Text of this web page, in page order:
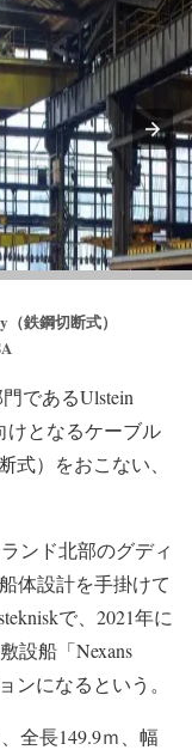
鉄鋼切断式）
であるUlstein
けとなるケーブル
式）をおこない、
ンド北部のグディ
体設計を手掛けて
で、2021年に
設船「Nexans
ンになるという。
全長149.9ｍ、幅